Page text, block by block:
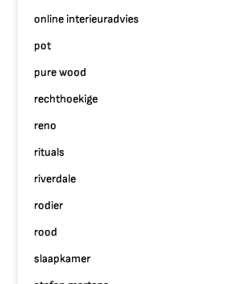
online interieuradvies
pot
pure wood
rechthoekige
reno
rituals
riverdale
rodier
rood
slaapkamer